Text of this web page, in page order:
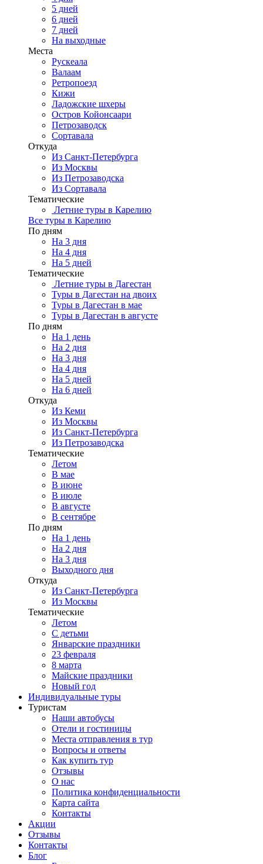
5 дней
6 дней
7 дней
На выходные
Места
Рускеала
Валаам
Ретропоезд
Кижи
Ладожские шхеры
Остров Койонсаари
Петрозаводск
Сортавала
Откуда
Из Санкт-Петербурга
Из Москвы
Из Петрозаводска
Из Сортавала
Тематические
Летние туры в Карелию
Все туры в Карелию
По дням
На 3 дня
На 4 дня
На 5 дней
Тематические
Летние туры в Дагестан
Туры в Дагестан на двоих
Туры в Дагестан в мае
Туры в Дагестан в августе
По дням
На 1 день
На 2 дня
На 3 дня
На 4 дня
На 5 дней
На 6 дней
Откуда
Из Кеми
Из Москвы
Из Санкт-Петербурга
Из Петрозаводска
Тематические
Летом
В мае
В июне
В июле
В августе
В сентябре
По дням
На 1 день
На 2 дня
На 3 дня
Выходного дня
Откуда
Из Санкт-Петербурга
Из Москвы
Тематические
Летом
С детьми
Январские праздники
23 февраля
8 марта
Майские праздники
Новый год
Индивидуальные туры
Туристам
Наши автобусы
Отели и гостиницы
Места отправления в тур
Вопросы и ответы
Как купить тур
Отзывы
О нас
Политика конфиденциальности
Карта сайта
Контакты
Акции
Отзывы
Контакты
Блог